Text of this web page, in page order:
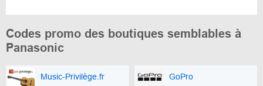
Codes promo des boutiques semblables à
Panasonic
Music-Privilège.fr GoPro